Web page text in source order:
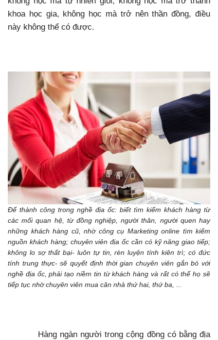
khoa học gia, không học mà trở nên thần đồng, điều
này không thể có được.
Để thành công trong nghề địa ốc: biết tìm kiếm khách hàng từ
các mối quan hệ, từ đồng nghiệp, người thân, người quen hay
những khách hàng cũ, nhờ công cụ Marketing online tìm kiếm
nguồn khách hàng; chuyên viên địa ốc cần có kỹ năng giao tiếp;
không lo sợ thất bại- luôn tự tin, rèn luyện tính kiên trì; có đức
tính trung thực- sẽ quyết định thời gian chuyên viên gắn bó với
nghề địa ốc, phải tạo niềm tin từ khách hàng và rất có thể họ sẽ
tiếp tục nhờ chuyên viên mua căn nhà thứ hai, thứ ba, ...
Hàng ngàn người trong cộng đồng có bằng địa